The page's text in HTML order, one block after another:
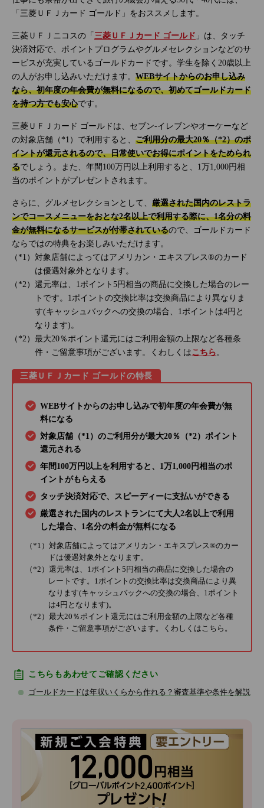
「三菱ＵＦＪカード ゴールド」をおススメします。
三菱ＵＦＪニコスの「 三菱ＵＦＪカード ゴールド 」は、タッチ
決済対応で、ポイントプログラムやグルメセレクションなどのサ
ービスが充実しているゴールドカードです。学生を除く20歳以上
の人がお申し込みいただけます。 WEBサイトからのお申し込み
なら、初年度の年会費が無料になるので、初めてゴールドカード
を持つ方でも安心です。
三菱ＵＦＪカード ゴールドは、セブン‐イレブンやオーケーなど
の対象店舗（*1）で利用すると、 ご利用分の最大20％（*2）のポ
イントが還元されるので、日常使いでお得にポイントをためられ
るでしょう。また、年間100万円以上利用すると、1万1,000円相
当のポイントがプレゼントされます。
さらに、グルメセレクションとして、 厳選された国内のレストラ
ンでコースメニューをおとな2名以上で利用する際に、1名分の料
金が無料になるサービスが付帯されているので、ゴールドカード
ならではの特典をお楽しみいただけます。
対象店舗によってはアメリカン・エキスプレス®のカード
は優遇対象外となります。
還元率は、1ポイント5円相当の商品に交換した場合のレー
トです。1ポイントの交換比率は交換商品により異なりま
す(キャッシュバックへの交換の場合、1ポイントは4円と
なります)。
最大20％ポイント還元にはご利用金額の上限など各種条
件・ご留意事項がございます。くわしくはこちら。
三菱ＵＦＪカード ゴールドの特長
WEBサイトからのお申し込みで初年度の年会費が無
料になる
対象店舗（*1）のご利用分が最大20％（*2）ポイント
還元される
年間100万円以上を利用すると、1万1,000円相当のポ
イントがもらえる
タッチ決済対応で、スピーディーに支払いができる
厳選された国内のレストランにて大人2名以上で利用
した場合、1名分の料金が無料になる
（*1）対象店舗によってはアメリカン・エキスプレス®のカー
ドは優遇対象外となります。
（*2）還元率は、1ポイント5円相当の商品に交換した場合の
レートです。1ポイントの交換比率は交換商品により異
なります(キャッシュバックへの交換の場合、1ポイント
は4円となります)。
（*2）最大20％ポイント還元にはご利用金額の上限など各種
条件・ご留意事項がございます。くわしくはこちら 。
こちらもあわせてご確認ください
ゴールドカードは年収いくらから作れる？審査基準や条件を解説